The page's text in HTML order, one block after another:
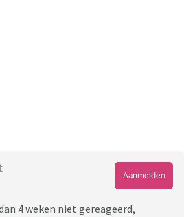
Aanmelden
4 weken niet gereageerd,